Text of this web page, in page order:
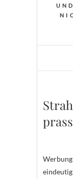
Werbung [ohne Auftrag] – Ich möchte